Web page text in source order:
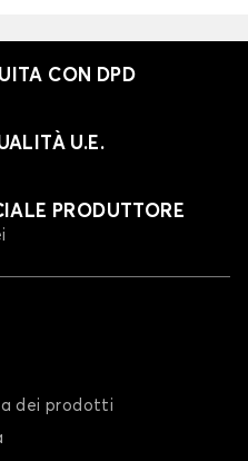
CON DPD
U.E.
PRODUTTORE
dei prodotti